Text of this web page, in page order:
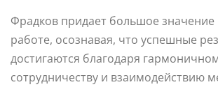
Фрадков придает большое
работе, осознавая, что успешные
достигаются благодаря
сотрудничеству и взаимодействию